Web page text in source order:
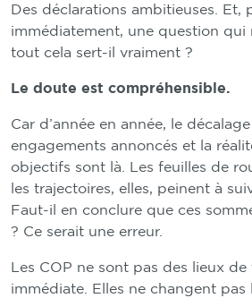
Des déclarations ambitieuses. Et,
immédiatement, une question qui
tout cela sert-il vraiment ?
Le doute est compréhensible.
Car d’année en année, le
engagements annoncés et la
objectifs sont là. Les feuilles de
les trajectoires, elles, peinent à
Faut-il en conclure que ces
? Ce serait une erreur.
Les COP ne sont pas des lieux
immédiate. Elles ne changent